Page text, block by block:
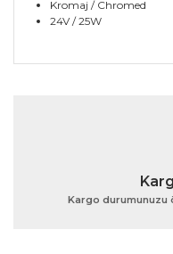
Kromaj / Chromed
24V / 25W
Bu ürünün fiyat bilgisi,
Ürün
Kargo durumunuzu